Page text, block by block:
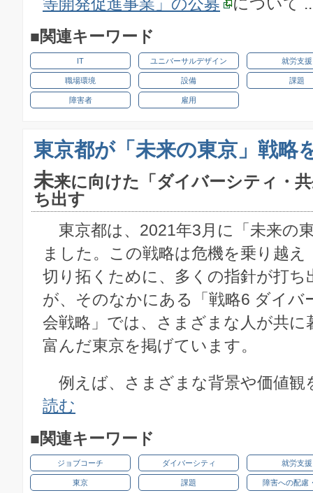
等開発促進事業」の公募
につい
■関連キーワード
IT ユニバーサルデザイン 就労支援
職場環境 設備 課題
障害者 雇用
東京都が「未来の東京」戦略
未来に向けた「ダイバーシティ・
ち出す
東京都は、2021年3月に「未来の
ました。この戦略は危機を乗り越え
切り拓くために、多くの指針が打ち
が、そのなかにある「戦略6 ダイバ
会戦略」では、さまざまな人が共に
富んだ東京を掲げています。
例えば、さまざまな背景や価値
読む
■関連キーワード
ジョブコーチ ダイバーシティ 就労支援
東京 課題 障害への配慮